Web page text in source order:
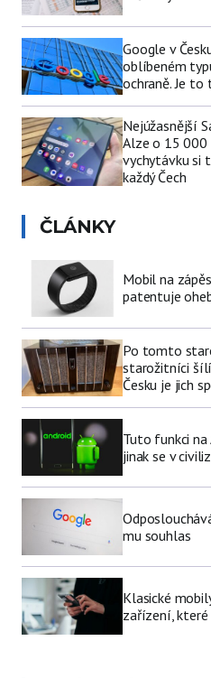
Google v
oblíbeném
ochraně. Je to
Nejúžasnější
Alze o 15 000
vychytávku si
každý Čech
ČLÁNKY
Mobil na
patentuje
Po tomto
starožitníci
Česku je jich
Tuto funkci na
jinak se v
mu souhlas
Klasické
zařízení,